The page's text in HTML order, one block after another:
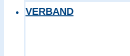
VERBAND